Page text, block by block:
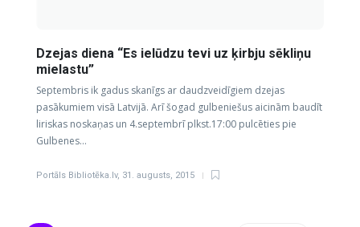
Dzejas diena “Es ielūdzu tevi uz ķirbju sēkliņu
mielastu”
Septembris ik gadus skanīgs ar daudzveidīgiem dzejas
pasākumiem visā Latvijā. Arī šogad gulbeniešus aicinām baudīt
liriskas noskaņas un 4.septembrī plkst.17:00 pulcēties pie
Gulbenes…
Portāls Bibliotēka.lv, 31. augusts, 2015